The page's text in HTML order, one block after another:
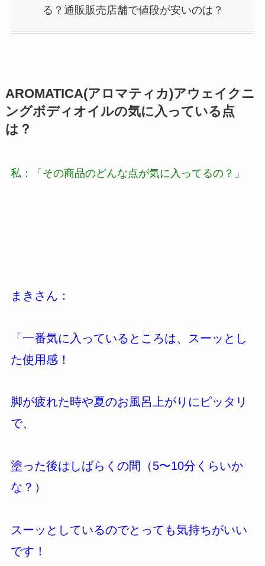
る？通販販売店舗で値段が安いのは？
AROMATICA(アロマティカ)アウェイクニ
ングボディオイルの気に入っている点
は？
私：「その商品のどんな点が気に入ってるの？」
まきさん：
「一番気に入っているところは、スーッとし
た使用感！
脚が疲れた時や夏のお風呂上がりにピッタリ
で、
塗った後はしばらくの間（5〜10分くらいか
な？）
スーッとしているのでとっても気持ちがいい
です！